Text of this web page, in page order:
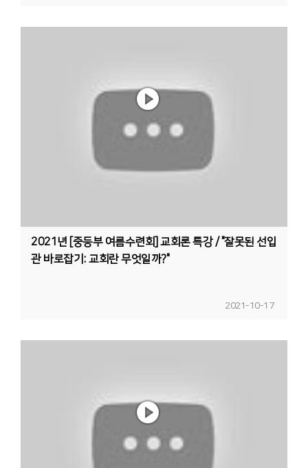
2021년 [중등부 여름수련회] 교회론 특강 / "잘못된 선입
관 바로잡기: 교회란 무엇일까?"
2021-10-17